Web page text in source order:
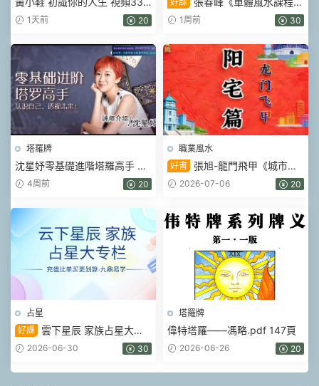
集 1天前 20
86集視頻
1周前 30
塔羅牌
沈星妤零基礎進階塔羅高手 視
頻12集
4周前 20
職業風水
好書 張旭-龍門飛甲《城市陽
宅篇》.pdf 224頁
2026-07-06 20
占星
好課 雲下星辰 家族占星大專
欄視頻+課件pdf
2026-06-30 30
塔羅牌
偉特塔羅——馮略.pdf 147頁
2026-06-26 20